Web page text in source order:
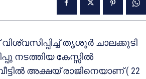
തൃശൂർ ചാലക്കുടി
നടത്തിയ കേസ്സിൽ
അക്ഷയ് രാജിനെയാണ് ( 22